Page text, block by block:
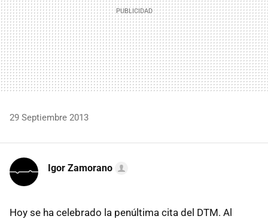
29 Septiembre 2013
Igor Zamorano
Hoy se ha celebrado la penúltima cita del DTM. Al